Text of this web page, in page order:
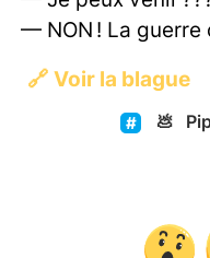
— NON ! La guerre
🔗 Voir la blague
💩